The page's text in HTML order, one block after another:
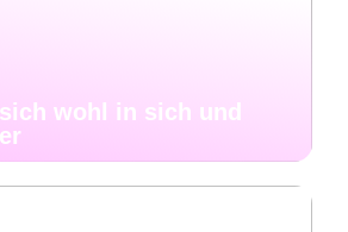
wohl in sich und